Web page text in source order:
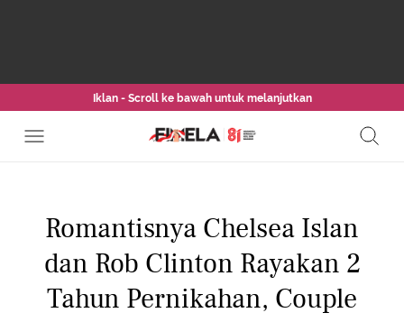
Iklan - Scroll ke bawah untuk melanjutkan
Romantisnya Chelsea Islan
dan Rob Clinton Rayakan 2
Tahun Pernikahan, Couple